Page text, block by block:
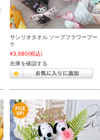
サンリオタオル ソープフラワーブー
ケ
¥3,980(税込)
在庫を確認する